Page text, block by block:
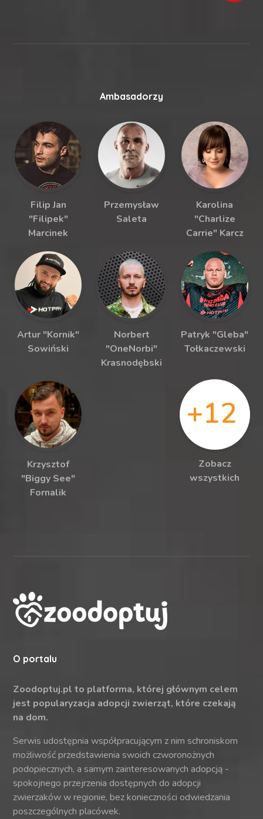
Ambasadorzy
Filip Jan
"Filipek"
Marcinek
Przemysław
Saleta
Karolina
"Charlize
Carrie" Karcz
Artur "Kornik"
Sowiński
Norbert
"OneNorbi"
Krasnodębski
Patryk "Gleba"
Tołkaczewski
Krzysztof
"Biggy See"
Fornalik
+12
Zobacz
wszystkich
O portalu
Zoodoptuj.pl to platforma, której głównym celem
jest popularyzacja adopcji zwierząt, które czekają
na dom.
Serwis udostępnia współpracującym z nim schroniskom
możliwość przedstawienia swoich czworonożnych
podopiecznych, a samym zainteresowanych adopcją -
spokojnego przejrzenia dostępnych do adopcji
zwierzaków w regionie, bez konieczności odwiedzania
poszczególnych placówek.